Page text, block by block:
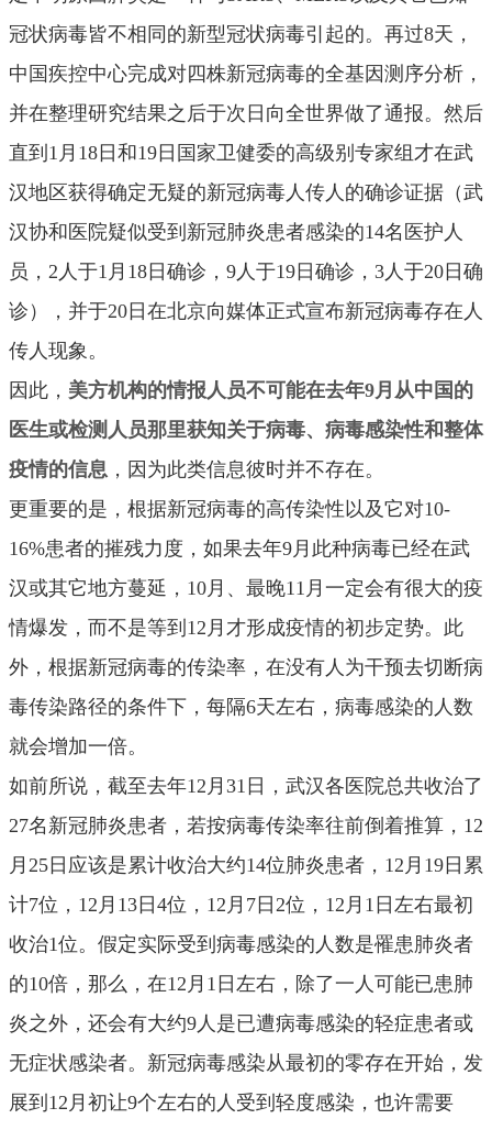
冠状病毒皆不相同的新型冠状病毒引起的。再过8天，
中国疾控中心完成对四株新冠病毒的全基因测序分析，
并在整理研究结果之后于次日向全世界做了通报。然后
直到1月18日和19日国家卫健委的高级别专家组才在武
汉地区获得确定无疑的新冠病毒人传人的确诊证据（武
汉协和医院疑似受到新冠肺炎患者感染的14名医护人
员，2人于1月18日确诊，9人于19日确诊，3人于20日确
诊），并于20日在北京向媒体正式宣布新冠病毒存在人
传人现象。
因此， 美方机构的情报人员不可能在去年9月从中国的
医生或检测人员那里获知关于病毒、病毒感染性和整体
疫情的信息 ，因为此类信息彼时并不存在。
更重要的是，根据新冠病毒的高传染性以及它对10-
16%患者的摧残力度，如果去年9月此种病毒已经在武
汉或其它地方蔓延，10月、最晚11月一定会有很大的疫
情爆发，而不是等到12月才形成疫情的初步定势。此
外，根据新冠病毒的传染率，在没有人为干预去切断病
毒传染路径的条件下，每隔6天左右，病毒感染的人数
就会增加一倍。
如前所说，截至去年12月31日，武汉各医院总共收治了
27名新冠肺炎患者，若按病毒传染率往前倒着推算，12
月25日应该是累计收治大约14位肺炎患者，12月19日累
计7位，12月13日4位，12月7日2位，12月1日左右最初
收治1位。假定实际受到病毒感染的人数是罹患肺炎者
的10倍，那么，在12月1日左右，除了一人可能已患肺
炎之外，还会有大约9人是已遭病毒感染的轻症患者或
无症状感染者。新冠病毒感染从最初的零存在开始，发
展到12月初让9个左右的人受到轻度感染，也许需要